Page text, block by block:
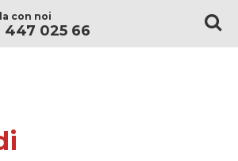
con noi
447 025 66